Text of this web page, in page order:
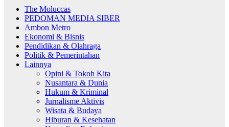
The Moluccas
PEDOMAN MEDIA SIBER
Ambon Metro
Ekonomi & Bisnis
Pendidikan & Olahraga
Politik & Pemerintahan
Lainnya
Opini & Tokoh Kita
Nusantara & Dunia
Hukum & Kriminal
Jurnalisme Aktivis
Wisata & Budaya
Hiburan & Kesehatan